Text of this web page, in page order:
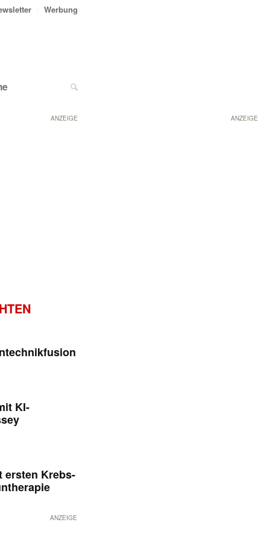
ANZEIGE
Werbung
ANZEIGE
KI-
ersten Krebs-
ANZEIGE